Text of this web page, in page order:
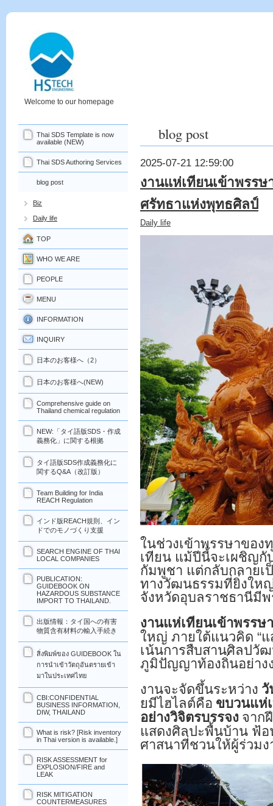
Welcome to our homepage
blog post
2025-07-21 12:59:00
งานแห่เทียนเข้าพรร
ศรัทธาแห่งพุทธศิลป์
Daily life
ในช่วงเข้าพรรษาขอ
เทียน แม้ปีนี้จะเผชิญ
กัมพูชา แต่กลับกลายเ
ทางวัฒนธรรมที่ยิ่งให
จังหวัดอุบลราชธานีมี
งานแห่เทียนเข้าพรรษา
ใหญ่ ภายใต้แนวคิด “แ
เน้นการสืบสานศิลปวั
ภูมิปัญญาท้องถิ่นอย่าง
งานจะจัดขึ้นระหว่าง
ยมีไฮไลต์คือ ขบวนแห่
อย่างวิจิตรบรรจง จาก
แสดงศิลปะพื้นบ้าน ฟ้อ
ศาสนาที่ชวนให้ผู้ร่วม
Thai SDS Template is now
available (NEW)
Thai SDS Authoring Services
blog post
Biz
Daily life
TOP
WHO WE ARE
PEOPLE
MENU
INFORMATION
INQUIRY
日本のお客様へ（2）
日本のお客様へ(NEW)
Comprehensive guide on
Thailand chemical regulation
NEW:「タイ語版SDS・作成
義務化」に関する根拠
タイ語版SDS作成義務化に
関するQ&A（改訂版）
Team Building for India
REACH Regulation
インド版REACH規則、イン
ドでのモノづくり支援
SEARCH ENGINE OF THAI
LOCAL COMPANIES
PUBLICATION:
GUIDEBOOK ON
HAZARDOUS SUBSTANCE
IMPORT TO THAILAND.
出版情報：タイ国への有害
物質含有材料の輸入手続き
สิ่งพิมพ์ของ GUIDEBOOK ใน
การนำเข้าวัตถุอันตรายเข้า
มาในประเทศไทย
CBI:CONFIDENTIAL
BUSINESS INFORMATION,
DIW, THAILAND
What is risk? [Risk inventory
in Thai version is available.]
RISK ASSESSMENT for
EXPLOSION/FIRE and
LEAK
RISK MITIGATION
COUNTERMEASURES